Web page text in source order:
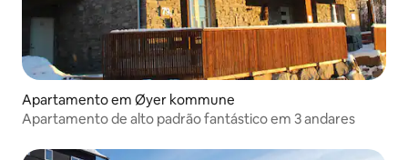
Apartamento em Øyer kommune
Apartamento de alto padrão fantástico em 3 andares